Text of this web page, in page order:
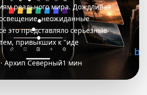
реального мира. Дождливая
неожиданные
это представляло серьезные
привыкших к "иде
Архип Северный1 мин